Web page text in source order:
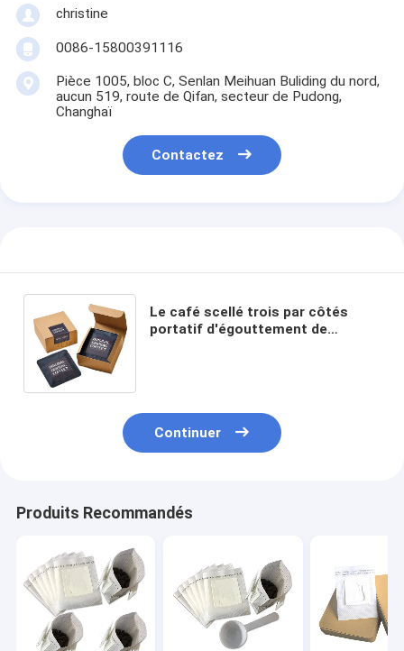
christine
0086-15800391116
Pièce 1005, bloc C, Senlan Meihuan Buliding du nord,
aucun 519, route de Qifan, secteur de Pudong,
Changhaï
Contactez
Le café scellé trois par côtés
portatif d'égouttement de
Continuer
Produits Recommandés